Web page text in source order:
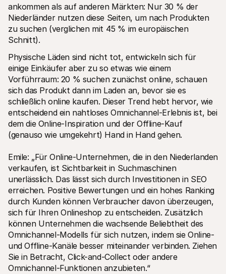
ankommen als auf anderen Märkten: Nur 30 % der
Niederländer nutzen diese Seiten, um nach Produkten
zu suchen (verglichen mit 45 % im europäischen
Schnitt).
Physische Läden sind nicht tot, entwickeln sich für
einige Einkäufer aber zu so etwas wie einem
Vorführraum: 20 % suchen zunächst online, schauen
sich das Produkt dann im Laden an, bevor sie es
schließlich online kaufen. Dieser Trend hebt hervor, wie
entscheidend ein nahtloses Omnichannel-Erlebnis ist, bei
dem die Online-Inspiration und der Offline-Kauf
(genauso wie umgekehrt) Hand in Hand gehen.
Emile: „Für Online-Unternehmen, die in den Niederlanden
verkaufen, ist Sichtbarkeit in Suchmaschinen
unerlässlich. Das lässt sich durch Investitionen in SEO
erreichen. Positive Bewertungen und ein hohes Ranking
durch Kunden können Verbraucher davon überzeugen,
sich für Ihren Onlineshop zu entscheiden. Zusätzlich
können Unternehmen die wachsende Beliebtheit des
Omnichannel-Modells für sich nutzen, indem sie Online-
und Offline-Kanäle besser miteinander verbinden. Ziehen
Sie in Betracht, Click-and-Collect oder andere
Omnichannel-Funktionen anzubieten.“